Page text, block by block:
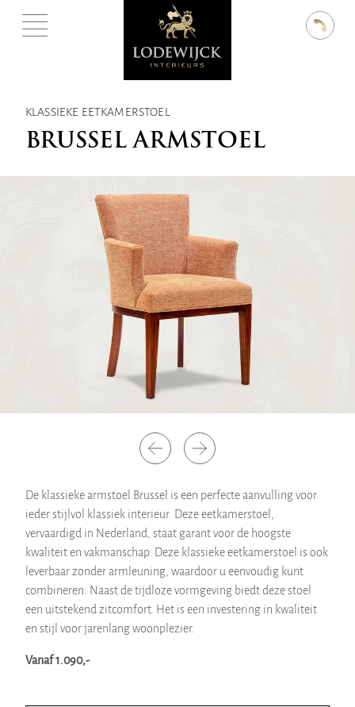
KLASSIEKE EETKAMERSTOEL
BRUSSEL ARMSTOEL
De klassieke armstoel Brussel is een perfecte aanvulling voor
ieder stijlvol klassiek interieur. Deze eetkamerstoel,
vervaardigd in Nederland, staat garant voor de hoogste
kwaliteit en vakmanschap. Deze klassieke eetkamerstoel is ook
leverbaar zonder armleuning, waardoor u eenvoudig kunt
combineren. Naast de tijdloze vormgeving biedt deze stoel
een uitstekend zitcomfort. Het is een investering in kwaliteit
en stijl voor jarenlang woonplezier.
Vanaf 1.090,-